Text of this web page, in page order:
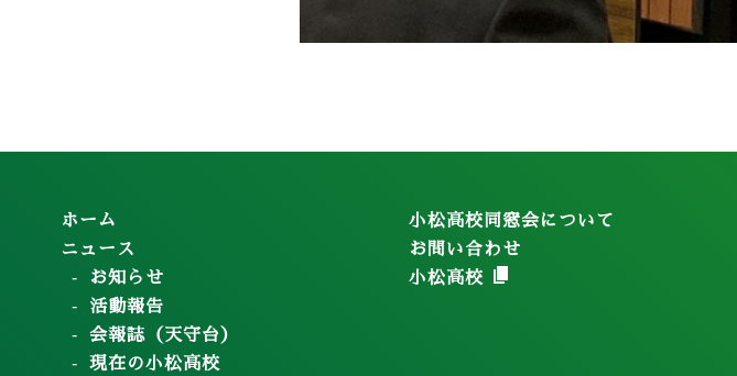
ホーム
ニュース
お知らせ
活動報告
会報誌（天守台）
現在の小松高校
小松高校同窓会について
お問い合わせ
小松高校